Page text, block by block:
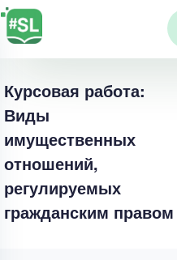
Курсовая работа:
Виды
имущественных
отношений,
регулируемых
гражданским правом